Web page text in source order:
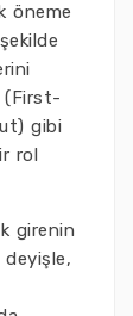
öneme
(First-
gibi
rol
girenin
deyişle,